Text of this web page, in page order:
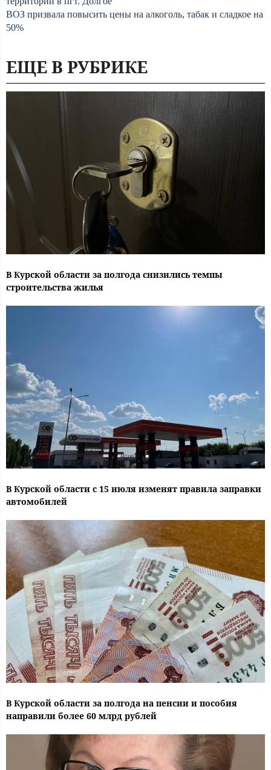
ВОЗ призвала повысить цены на алкоголь, табак и сладкое на
50%
ЕЩЕ В РУБРИКЕ
В Курской области за полгода снизились темпы
строительства жилья
В Курской области с 15 июля изменят правила заправки
автомобилей
В Курской области за полгода на пенсии и пособия
направили более 60 млрд рублей